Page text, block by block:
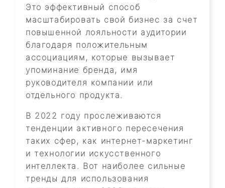
Это эффективный способ
масштабировать свой бизнес за счет
повышенной лояльности аудитории
благодаря положительным
ассоциациям, которые вызывает
упоминание бренда, имя
руководителя компании или
отдельного продукта.
В 2022 году прослеживаются
тенденции активного пересечения
таких сфер, как интернет-маркетинг
и технологии искусственного
интеллекта. Вот наиболее сильные
тренды для использования